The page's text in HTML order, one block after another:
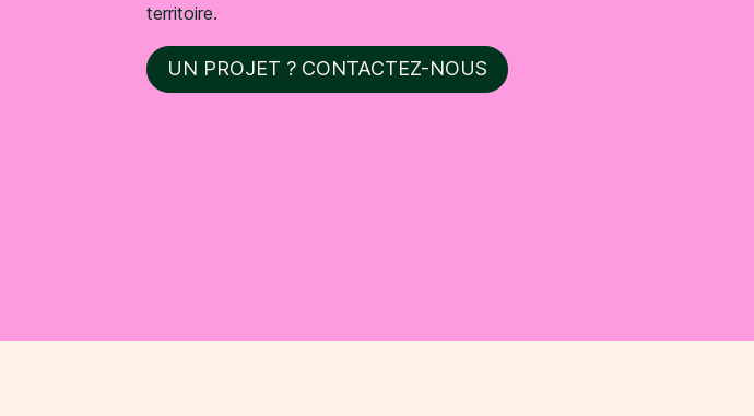
territoire.
UN PROJET ? CONTACTEZ-NOUS